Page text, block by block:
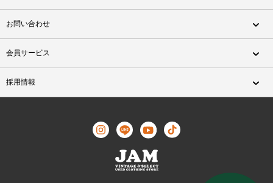
お問い合わせ
会員サービス
採用情報